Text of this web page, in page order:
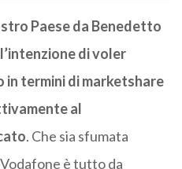
Paese da Benedetto
di voler
in termini di marketshare
al
. Che sia sfumata
è tutto da